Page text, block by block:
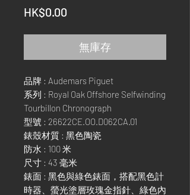
HK$0.00
無庫存
品牌 : Audemars Piguet
系列 : Royal Oak Offshore Selfwinding
Tourbillon Chronograph
型號 : 26622CE.OO.D062CA.01
錶殼材質 : 黑色陶瓷
防水 : 100 米
尺寸 : 43 毫米
錶面 : 黑色與綠色錶面，搭配黑色計
時器、螢光塗層玫瑰金指針、綠色內